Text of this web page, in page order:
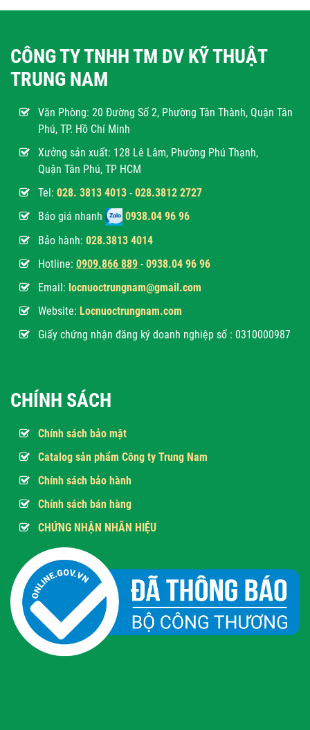
CÔNG TY TNHH TM DV KỸ THUẬT
TRUNG NAM
Văn Phòng: 20 Đường Số 2, Phường Tân Thành, Quận Tân
Phú, TP. Hồ Chí Minh
Xưởng sản xuất: 128 Lê Lâm, Phường Phú Thạnh,
Quận Tân Phú, TP HCM
Tel: 028. 3813 4013 - 028.3812 2727
Báo giá nhanh
0938.04 96 96
Bảo hành: 028.3813 4014
Hotline: 0909.866 889 - 0938.04 96 96
Email: locnuoctrungnam@gmail.com
Website: Locnuoctrungnam.com
Giấy chứng nhận đăng ký doanh nghiệp số : 0310000987
CHÍNH SÁCH
Chính sách bảo mật
Catalog sản phẩm Công ty Trung Nam
Chính sách bảo hành
Chính sách bán hàng
CHỨNG NHẬN NHÃN HIỆU